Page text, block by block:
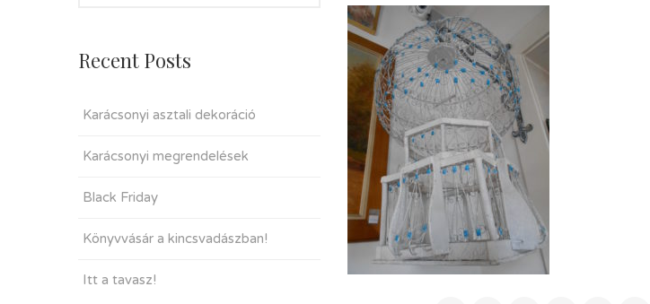
Recent Posts
Karácsonyi asztali dekoráció
Karácsonyi megrendelések
Black Friday
Könyvvásár a kincsvadászban!
Itt a tavasz!